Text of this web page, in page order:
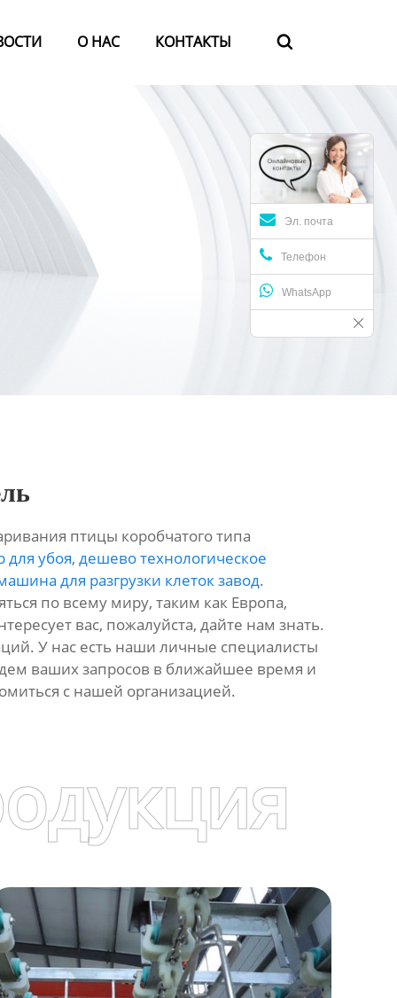
О HАС КОНТАКТЫ 
Эл. почта
Телефон
WhatsApp
птицы коробчатого типа
для убоя, дешево технологическое
для разгрузки клеток завод.
по всему миру, таким как Европа,
вас, пожалуйста, дайте нам знать.
У нас есть наши личные специалисты
ваших запросов в ближайшее время и
с нашей организацией.